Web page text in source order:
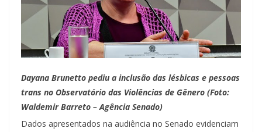
Dayana Brunetto pediu a inclusão das lésbicas e pessoas
trans no Observatório das Violências de Gênero (Foto:
Waldemir Barreto – Agência Senado)
Dados apresentados na audiência no Senado evidenciam